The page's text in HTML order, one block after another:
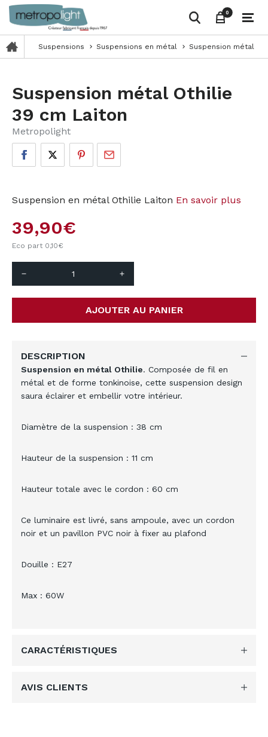
0
0
Suspensions keyboard_arrow_right Suspensions en métal keyboard_arrow_right Suspension métal
Suspension métal Othilie
39 cm Laiton
Metropolight
Suspension en métal Othilie Laiton En savoir plus
39,90€
Eco part 0,10€
add
remove
AJOUTER AU PANIER
DESCRIPTION
Suspension en métal Othilie. Composée de fil en
métal et de forme tonkinoise, cette suspension design
saura éclairer et embellir votre intérieur.
Diamètre de la suspension : 38 cm
Hauteur de la suspension : 11 cm
Hauteur totale avec le cordon : 60 cm
Ce luminaire est livré, sans ampoule, avec un cordon
noir et un pavillon PVC noir à fixer au plafond
Douille : E27
Max : 60W
CARACTÉRISTIQUES
AVIS CLIENTS